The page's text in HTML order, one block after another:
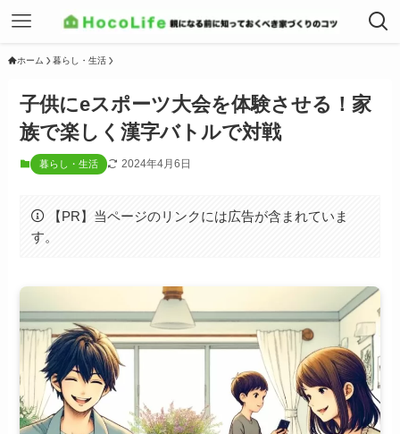
ホーム 暮らし・生活
子供にeスポーツ大会を体験させる！家
族で楽しく漢字バトルで対戦
暮らし・生活 2024年4月6日
【PR】当ページのリンクには広告が含まれていま
す。